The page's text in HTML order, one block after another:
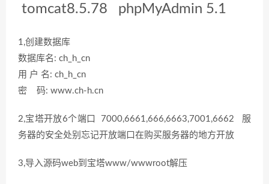
tomcat8.5.78 phpMyAdmin 5.1
1,创建数据库
数据库名: ch_h_cn
用 户 名: ch_h_cn
密 码: www.ch-h.cn
2,宝塔开放6个端口 7000,6661,666,6663,7001,6662 服
务器的安全处别忘记开放端口在购买服务器的地方开放
3,导入源码web到宝塔www/wwwroot解压